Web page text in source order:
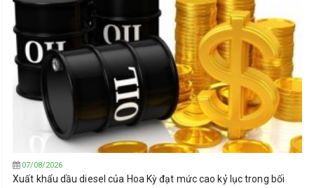
07/08/2026
Xuất khẩu dầu diesel của Hoa Kỳ đạt mức cao kỷ lục trong bối